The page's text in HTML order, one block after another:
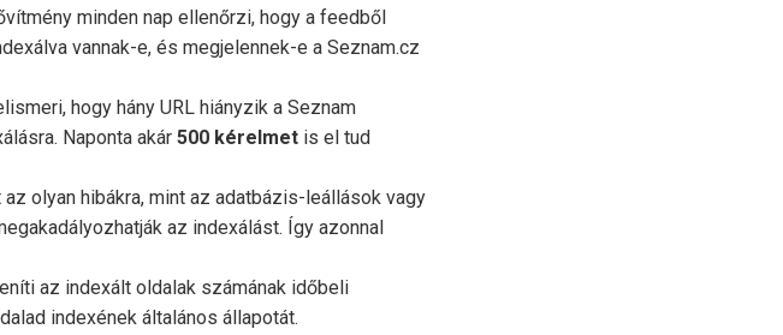
minden nap ellenőrzi, hogy a feedből
vannak-e, és megjelennek-e a Seznam.cz
hogy hány URL hiányzik a Seznam
Naponta akár 500 kérelmet is el tud
olyan hibákra, mint az adatbázis-leállások vagy
az indexálást. Így azonnal
az indexált oldalak számának időbeli
indexének általános állapotát.